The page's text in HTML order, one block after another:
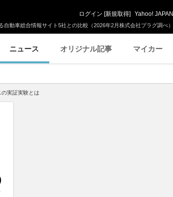
動車総合情報サイト5社との比較（2026年2月株式会社プラグ調べ）
ログイン [新規取得] Yahoo! JAPAN
ニュース オリジナル記事 マイカー
実証実験とは